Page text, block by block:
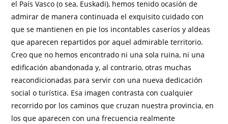
el País Vasco (o sea, Euskadi), hemos tenido ocasión de
admirar de manera continuada el exquisito cuidado con
que se mantienen en pie los incontables caseríos y aldeas
que aparecen repartidos por aquel admirable territorio.
Creo que no hemos encontrado ni una sola ruina, ni una
edificación abandonada y, al contrario, otras muchas
reacondicionadas para servir con una nueva dedicación
social o turística. Esa imagen contrasta con cualquier
recorrido por los caminos que cruzan nuestra provincia, en
los que aparecen con una frecuencia realmente